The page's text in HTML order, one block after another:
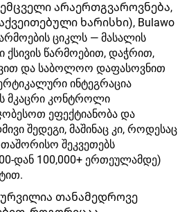
არაერთგვაროვნება,
ხარისხი), Bulawo
ციკლს — მასალის
ქსივის წარმოებით, დაჭრით,
და საბოლოო დაფასოვნით
ინტეგრაცია
მკაცრი კონტროლი
ეფექტიანობა და
შედეგი, მაშინაც კი, როდესაც
შეკვეთებს
დან 100,000+ ერთეულამდე)
თანამედროვე